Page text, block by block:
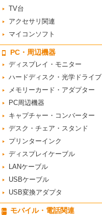
TV台
アクセサリ関連
マイコンソフト
PC・周辺機器
ディスプレイ・モニター
ハードディスク・光学ドライブ
メモリーカード・アダプター
PC周辺機器
キャプチャー・コンバーター
デスク・チェア・スタンド
プリンターインク
ディスプレイケーブル
LANケーブル
USBケーブル
USB変換アダプタ
モバイル・電話関連